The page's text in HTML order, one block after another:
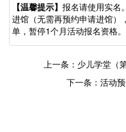
【温馨提示】 报名请使用实名
进馆（无需再预约申请进馆），
单，暂停1个月活动报名资格。
上一条：少儿学堂（
下一条：活动